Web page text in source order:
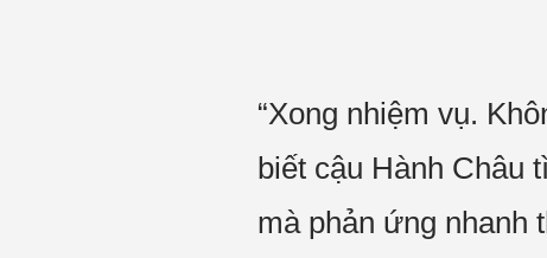
“Xong nhiệm vụ.
biết cậu Hành Châu
mà phản ứng nhanh